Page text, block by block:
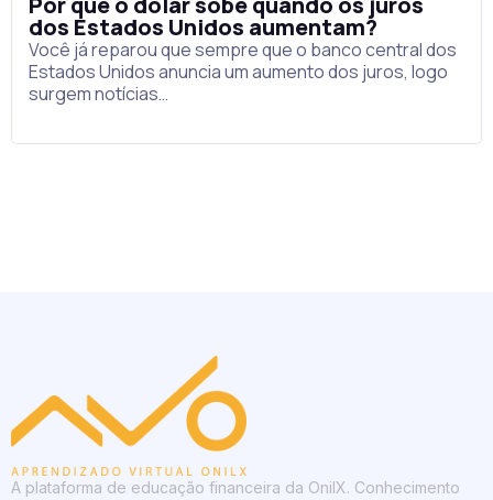
dos Estados Unidos aumentam?
Você já reparou que sempre que o banco central dos
Estados Unidos anuncia um aumento dos juros, logo
surgem notícias…
A plataforma de educação financeira da OnilX. Conhecimento